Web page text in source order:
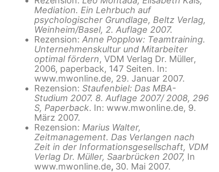
Mediation. Ein Lehrbuch auf
psychologischer Grundlage, Beltz Verlag,
Weinheim/Basel, 2. Auflage 2007.
Rezension: Anne Popplow: Teamtraining.
Unternehmenskultur und Mitarbeiter
optimal fördern, VDM Verlag Dr. Müller,
2006, paperback, 147 Seiten. In:
www.mwonline.de, 29. Januar 2007.
Rezension: Staufenbiel: Das MBA-
Studium 2007. 8. Auflage 2007/ 2008, 296
S, Paperback. In: www.mwonline.de, 9.
März 2007.
Rezension: Marius Walter,
Zeitmanagement. Das Verlangen nach
Zeit in der Informationsgesellschaft, VDM
Verlag Dr. Müller, Saarbrücken 2007, In
www.mwonline.de, 30. Mai 2007.